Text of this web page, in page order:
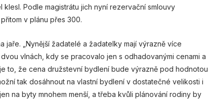
klesl. Podle magistrátu jich nyní rezervační smlouvy
v plánu přes 300.
jaře. „Nynější žadatelé a žadatelky mají výrazně více
vlnách, kdy se pracovalo jen s odhadovanými cenami a
to, že cena družstevní bydlení bude výrazně pod hodnotou
tak dosáhnout na vlastní bydlení v dostatečné velikosti i
na byty mnohem menší, a třeba kvůli plánování rodiny by